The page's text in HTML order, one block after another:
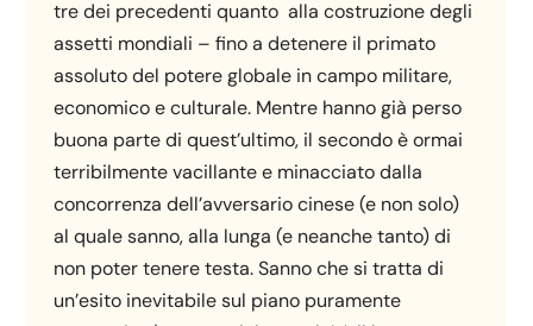
tre dei precedenti quanto alla costruzione degli
assetti mondiali – fino a detenere il primato
assoluto del potere globale in campo militare,
economico e culturale. Mentre hanno già perso
buona parte di quest’ultimo, il secondo è ormai
terribilmente vacillante e minacciato dalla
concorrenza dell’avversario cinese (e non solo)
al quale sanno, alla lunga (e neanche tanto) di
non poter tenere testa. Sanno che si tratta di
un’esito inevitabile sul piano puramente